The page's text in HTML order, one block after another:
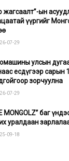
жагсаалт”-ын
үүргийг
07-29
улсын
есдүгээр сарын
зорчуулна
07-29
MONGOLZ” баг
уралдаан
09-18